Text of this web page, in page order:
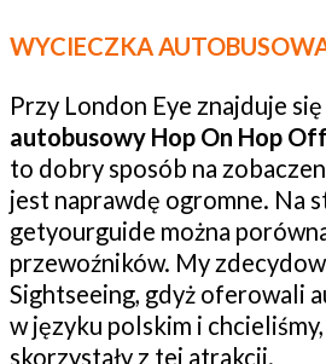
WYCIECZKA
Przy London Eye znajduje
autobusowy Hop On Hop Off
to dobry sposób na
jest naprawdę ogromne. Na
getyourguide można
przewoźników. My
Sightseeing, gdyż oferowali
w języku polskim i
skorzystały z tej atrakcji.